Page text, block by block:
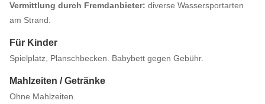
Vermittlung durch Fremdanbieter: diverse Wassersportarten
am Strand.
Für Kinder
Spielplatz, Planschbecken. Babybett gegen Gebühr.
Mahlzeiten / Getränke
Ohne Mahlzeiten.